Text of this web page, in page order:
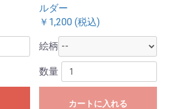
ルダー
￥1,200 (税込)
絵柄
数量
カートに入れる